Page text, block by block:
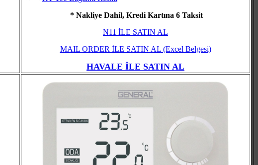
* Nakliye Dahil, Kredi Kartına 6 Taksit
N11 İLE SATIN AL
MAIL ORDER İLE SATIN AL(Excel Belgesi)
HAVALE İLE SATIN AL